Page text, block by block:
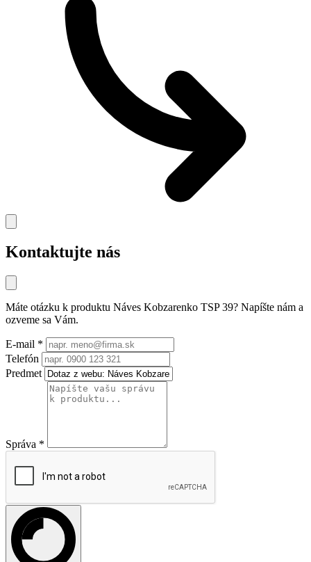
Kontaktujte nás
Máte otázku k produktu Náves Kobzarenko TSP 39? Napíšte nám a
ozveme sa Vám.
E-mail *
Telefón
Predmet
Správa *